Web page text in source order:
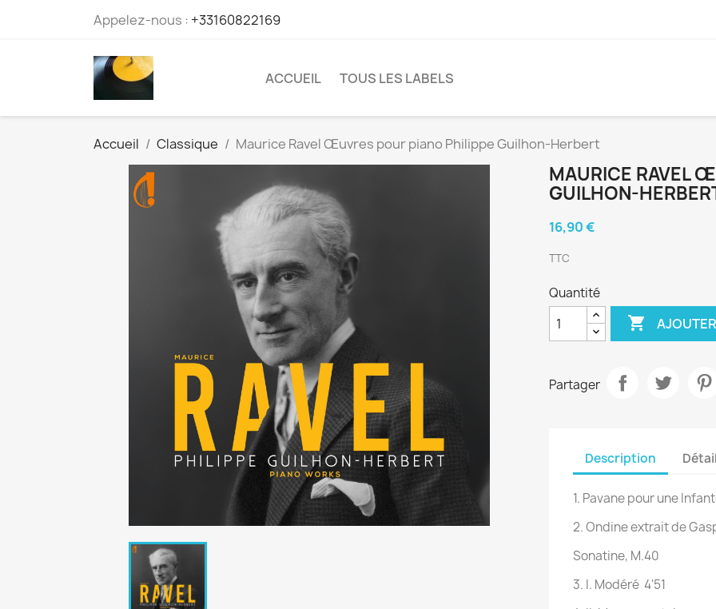
Appelez-nous : +33160822169
ACCUEIL TOUS LES LABELS
Accueil Classique Maurice Ravel Œuvres pour piano Philippe Guilhon-Herbert
MAURICE RAVEL
GUILHON-
16,90 €
TTC
Quantité

Partager
Description
1. Pavane pour une
2. Ondine extrait de
Sonatine, M.40
3. I. Modéré 4'51